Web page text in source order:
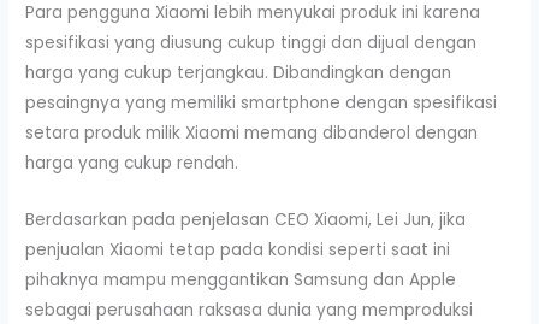
Para pengguna Xiaomi lebih menyukai produk ini karena
spesifikasi yang diusung cukup tinggi dan dijual dengan
harga yang cukup terjangkau. Dibandingkan dengan
pesaingnya yang memiliki smartphone dengan spesifikasi
setara produk milik Xiaomi memang dibanderol dengan
harga yang cukup rendah.
Berdasarkan pada penjelasan CEO Xiaomi, Lei Jun, jika
penjualan Xiaomi tetap pada kondisi seperti saat ini
pihaknya mampu menggantikan Samsung dan Apple
sebagai perusahaan raksasa dunia yang memproduksi